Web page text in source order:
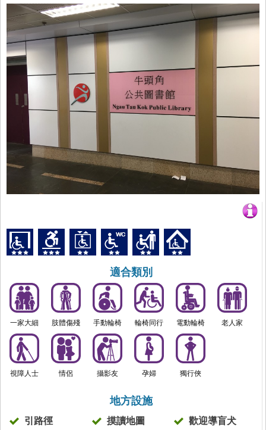
適合類別
一家大細 肢體傷殘 手動輪椅 輪椅同行 電動輪椅 老人家
視障人士 情侶 攝影友 孕婦 獨行俠
地方設施
引路徑 摸讀地圖
歡迎導盲犬